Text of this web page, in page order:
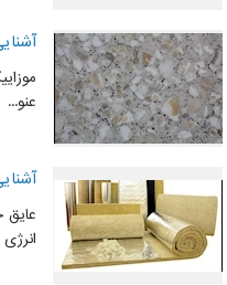
عنو...
عایق